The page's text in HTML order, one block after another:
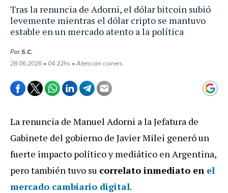
Tras la renuncia de Adorni, el dólar bitcoin subió
levemente mientras el dólar cripto se mantuvo
estable en un mercado atento a la política
PorS.C.
28.06.2026 • 04:22hs • Atención coiners
La renuncia de Manuel Adorni a la Jefatura de
Gabinete del gobierno de Javier Milei generó un
fuerte impacto político y mediático en Argentina,
pero también tuvo su correlato inmediato en el
mercado cambiario digital.